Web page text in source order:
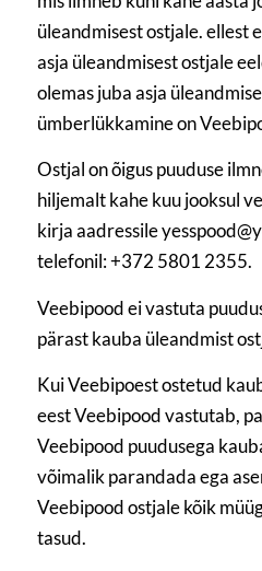
üleandmisest ostjale. ellest
asja üleandmisest ostjale
olemas juba asja
ümberlükkamine on
Ostjal on õigus puuduse
hiljemalt kahe kuu jooksul
kirja aadressile
telefonil: +372 5801 2355.
Veebipood ei vastuta
pärast kauba üleandmist
Kui Veebipoest ostetud
eest Veebipood vastutab,
Veebipood puudusega
võimalik parandada ega
Veebipood ostjale kõik
tasud.